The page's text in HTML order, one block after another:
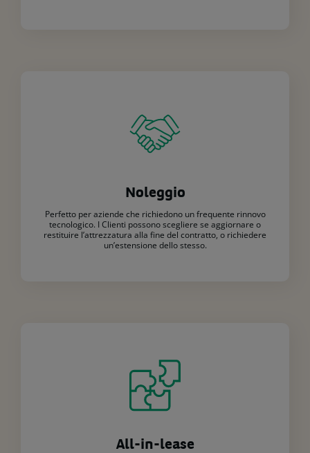
Noleggio
Perfetto per aziende che richiedono un frequente rinnovo
tecnologico. I Clienti possono scegliere se aggiornare o
restituire l’attrezzatura alla fine del contratto, o richiedere
un’estensione dello stesso.
All-in-lease